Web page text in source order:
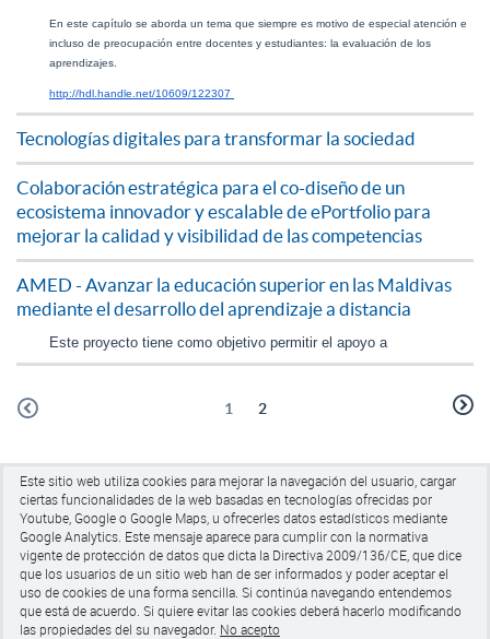
En este capítulo se aborda un tema que siempre es motivo de especial atención e
incluso de preocupación entre docentes y estudiantes: la evaluación de los
aprendizajes.
http://hdl.handle.net/10609/122307
Tecnologías digitales para transformar la sociedad
Colaboración estratégica para el co-diseño de un
ecosistema innovador y escalable de ePortfolio para
mejorar la calidad y visibilidad de las competencias
AMED - Avanzar la educación superior en las Maldivas
mediante el desarrollo del aprendizaje a distancia
Este proyecto tiene como objetivo permitir el apoyo a
1 2
Universitat de Barcelona
Pg de la Vall d'Hebrón 171, Edifici Llevant 005
CP 08035 Barcelona
tel +34 93 403 50 65
Este sitio web utiliza cookies para mejorar la navegación del usuario, cargar
ciertas funcionalidades de la web basadas en tecnologías ofrecidas por
Youtube, Google o Google Maps, u ofrecerles datos estadísticos mediante
Google Analytics. Este mensaje aparece para cumplir con la normativa
vigente de protección de datos que dicta la Directiva 2009/136/CE, que dice
que los usuarios de un sitio web han de ser informados y poder aceptar el
uso de cookies de una forma sencilla. Si continúa navegando entendemos
que está de acuerdo. Si quiere evitar las cookiesdeberá hacerlo modificando
las propiedades del su navegador. No acepto